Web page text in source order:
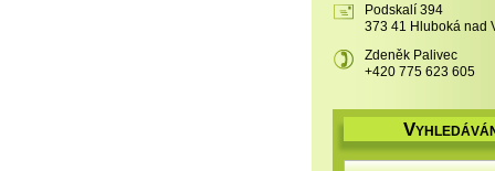
Podskalí 394
373 41 Hluboká nad
Zdeněk Palivec
+420 775 623 605
V